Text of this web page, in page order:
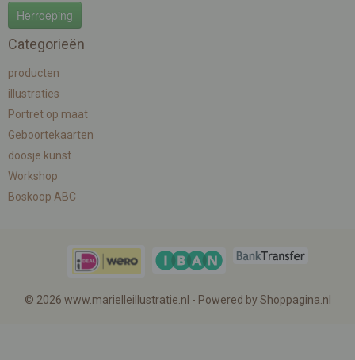
Herroeping
Categorieën
producten
illustraties
Portret op maat
Geboortekaarten
doosje kunst
Workshop
Boskoop ABC
© 2026 www.marielleillustratie.nl - Powered by Shoppagina.nl